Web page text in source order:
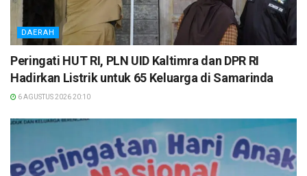
DAERAH
Peringati HUT RI, PLN UID Kaltimra dan DPR RI
Hadirkan Listrik untuk 65 Keluarga di Samarinda
6 AGUSTUS 2026 20:10